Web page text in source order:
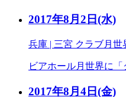
2017年8月2日(水)
兵庫 | 三宮 クラブ月世
ビアホール月世界に
2017年8月4日(金)